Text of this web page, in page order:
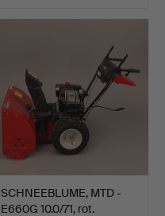
SCHNEEBLUME, MTD -
E660G 10.0/71, rot.